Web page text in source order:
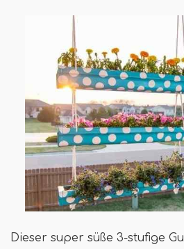
Dieser super süße 3-stufige